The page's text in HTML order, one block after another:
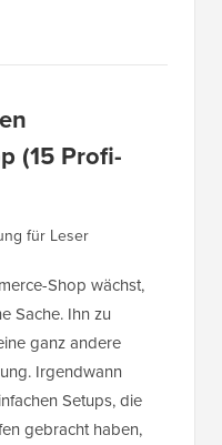
(15 Profi-
für Leser
Shop wächst,
Sache. Ihn zu
ganz andere
Irgendwann
Setups, die
gebracht haben,